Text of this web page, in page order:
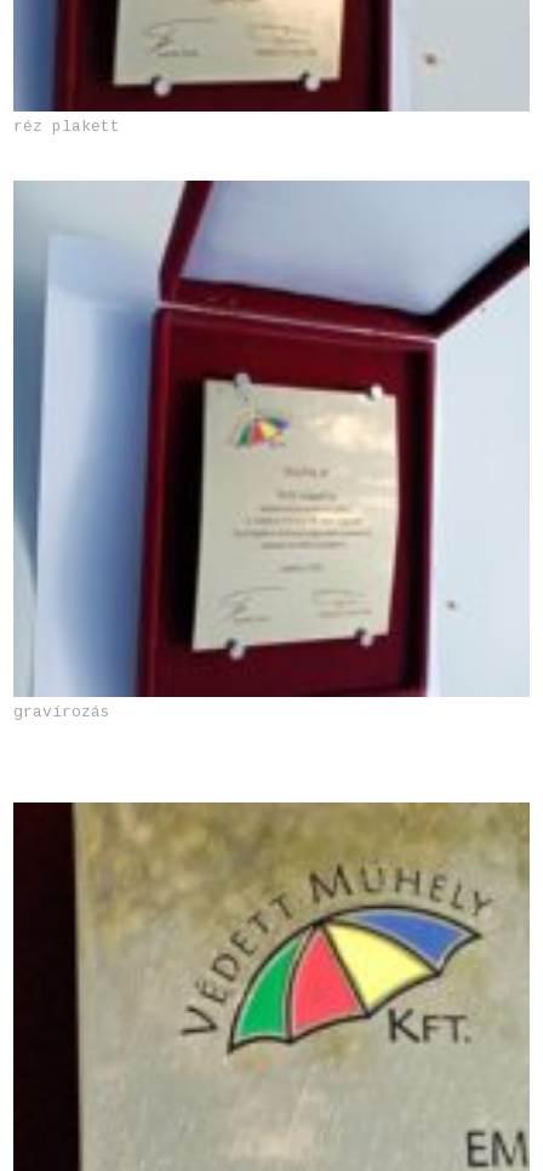
réz plakett
gravírozás